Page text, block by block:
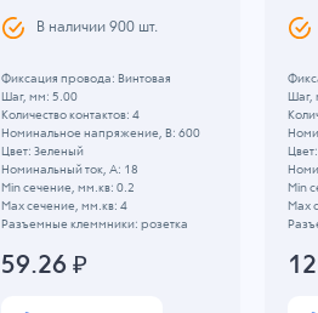
В наличии900 шт.
Фиксация провода: Винтовая
Шаг, мм: 5.00
Количество контактов: 4
Номинальное напряжение, B: 600
Цвет: Зеленый
Номинальный ток, А: 18
Min сечение, мм.кв: 0.2
Max сечение, мм.кв: 4
Разъемные клеммники: розетка
59.26 ₽
Шаг,
Min
Max